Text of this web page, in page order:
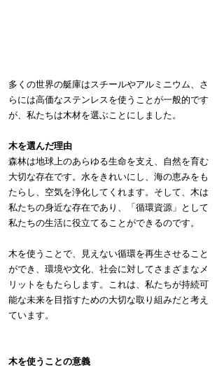
多くの世界の艇庫はスチールやアルミニウム、さ
らには高価なステンレスを使うことが一般的です
が、私たちは木材を選ぶことにしました。
木を選んだ理由
森林は地球上のあらゆる生命を支え、自然を育む
大切な存在です。水をきれいにし、海の恵みをも
たらし、空気を浄化してくれます。そして、木は
私たちの身近な存在であり、「循環資源」として
私たちの生活に役立てることができるのです。
木を使うことで、見えない循環を再生させること
ができ、環境や文化、社会に対してさまざまなメ
リットをもたらします。これは、私たちが持続可
能な未来を目指すための大切な取り組みだと考え
ています。
木を使うことの意義